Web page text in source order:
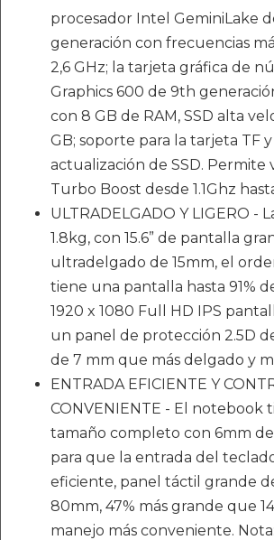
procesador Intel GeminiLake
generación con frecuencias
2,6 GHz; la tarjeta gráfica de
Graphics 600 de 9th
con 8 GB de RAM, SSD alta
GB; soporte para la tarjeta TF
actualización de SSD. Permite
Turbo Boost desde 1.1Ghz
ULTRADELGADO Y LIGERO -
1.8kg, con 15.6” de pantalla
ultradelgado de 15mm, el
tiene una pantalla hasta 91%
1920 x 1080 Full HD IPS
un panel de protección 2.5D
de 7 mm que más delgado y
ENTRADA EFICIENTE Y
CONVENIENTE - El notebook
tamaño completo con 6mm
para que la entrada del
eficiente, panel táctil grande
80mm, 47% más grande que
manejo más conveniente.